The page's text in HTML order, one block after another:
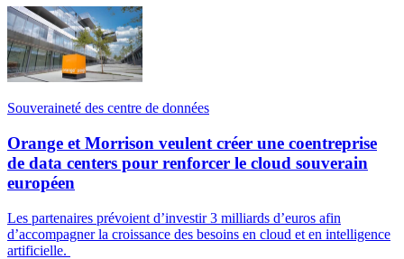
Souveraineté des centre de données
Orange et Morrison veulent créer une coentreprise
de data centers pour renforcer le cloud souverain
européen
Les partenaires prévoient d’investir 3 milliards d’euros afin
d’accompagner la croissance des besoins en cloud et en intelligence
artificielle.